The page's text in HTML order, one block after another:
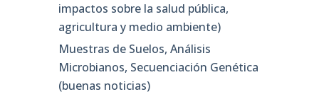
impactos sobre la salud pública,
agricultura y medio ambiente)
Muestras de Suelos, Análisis
Microbianos, Secuenciación Genética
(buenas noticias)